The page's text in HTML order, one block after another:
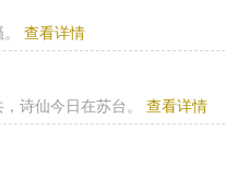
查看详情
诗仙今日在苏台。 查看详情